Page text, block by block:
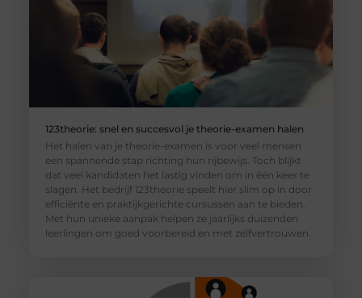
123theorie: snel en succesvol je theorie-examen halen
Het halen van je theorie-examen is voor veel mensen
een spannende stap richting hun rijbewijs. Toch blijkt
dat veel kandidaten het lastig vinden om in één keer te
slagen. Het bedrijf 123theorie speelt hier slim op in door
efficiënte en praktijkgerichte cursussen aan te bieden.
Met hun unieke aanpak helpen ze jaarlijks duizenden
leerlingen om goed voorbereid en met zelfvertrouwen